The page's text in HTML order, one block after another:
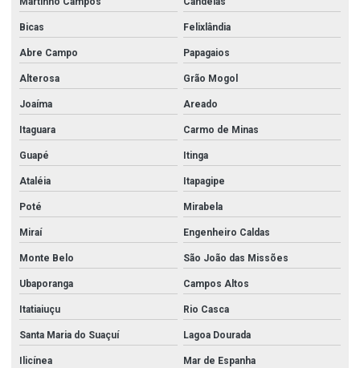
Válvula wafer 3
Válvula wafer 4
Válvula wafer 6
Válvula wafer borboleta
Válvula wafer inox
Válvulas aço carbono
Valvulas em aço inox
Valvulas e conexões em aço inox
Válvulas esfera
Vávula de retenção horizontal inox
Bicas Felixlândia
Abre Campo Papagaios
Alterosa Grão Mogol
Joaíma Areado
Itaguara Carmo de Minas
Guapé Itinga
Ataléia Itapagipe
Poté Mirabela
Miraí Engenheiro Caldas
Monte Belo São João das Missões
Ubaporanga Campos Altos
Itatiaiuçu Rio Casca
Santa Maria do Suaçuí Lagoa Dourada
Ilicínea Mar de Espanha